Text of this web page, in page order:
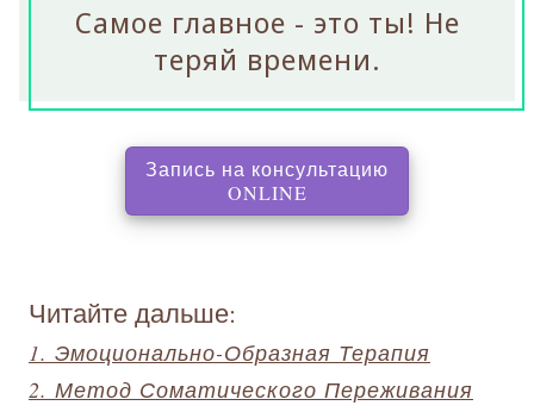
Самое главное - это ты! Не
теряй времени.
Запись на консультацию
ONLINE, перенаправляет на
Читайте дальше:
1. Эмоционально-Образная Терапия
2. Метод Соматического Переживания